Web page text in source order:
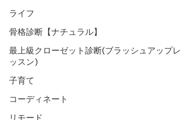
ライフ
骨格診断【ナチュラル】
最上級クローゼット診断(ブラッシュアップレ
ッスン)
子育て
コーディネート
リモード